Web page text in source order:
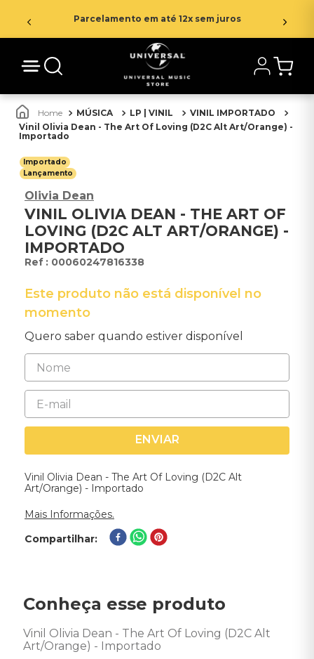
Parcelamento em até 12x sem juros
MÚSICA LP | VINIL
VINIL IMPORTADO
Vinil Olivia Dean - The Art Of Loving (D2C Alt Art/Orange) -
Importado
Importado
Lançamento
Olivia Dean
VINIL OLIVIA DEAN - THE ART OF
LOVING (D2C ALT ART/ORANGE) -
IMPORTADO
: 00060247816338
Este produto não está disponível no
momento
Quero saber quando estiver disponível
ENVIAR
Vinil Olivia Dean - The Art Of Loving (D2C Alt
Art/Orange) - Importado
Mais Informações.
Compartilhar
Conheça esse produto
Vinil Olivia Dean - The Art Of Loving (D2C Alt
Art/Orange) - Importado